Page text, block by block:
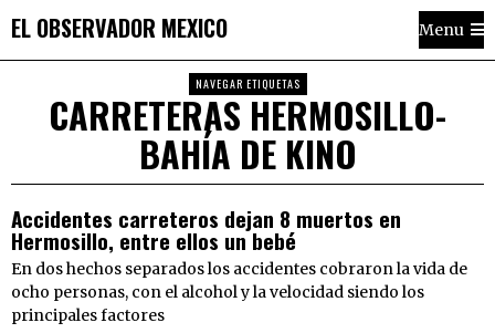
EL OBSERVADOR MEXICO Menu
NAVEGAR ETIQUETAS
CARRETERAS HERMOSILLO-
BAHÍA DE KINO
Accidentes carreteros dejan 8 muertos en
Hermosillo, entre ellos un bebé
En dos hechos separados los accidentes cobraron la vida de
ocho personas, con el alcohol y la velocidad siendo los
principales factores